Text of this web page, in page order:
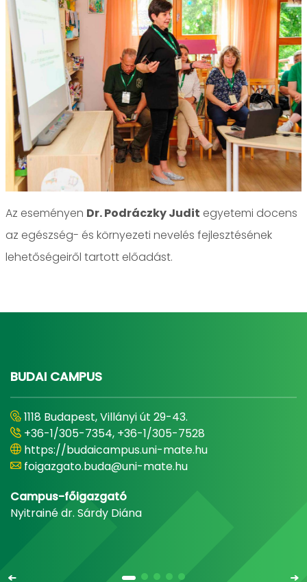
Az eseményen Dr. Podráczky Judit egyetemi docens
az egészség- és környezeti nevelés fejlesztésének
lehetőségeiről tartott előadást.
BUDAI CAMPUS
1118 Budapest, Villányi út 29-43.
+36-1/305-7354, +36-1/305-7528
https://budaicampus.uni-mate.hu
foigazgato.buda@uni-mate.hu
Campus-főigazgató
Nyitrainé dr. Sárdy Diána